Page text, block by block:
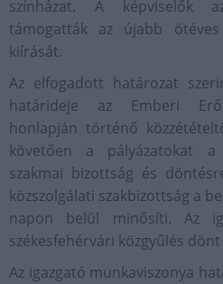
színházat. A képviselők
támogatták az újabb
kiírását.
Az elfogadott határozat
határideje az Emberi
honlapján történő
követően a pályázatokat a
szakmai bizottság és
közszolgálati szakbizottság a
napon belül minősíti. Az
székesfehérvári közgyűlés
Az igazgató munkaviszonya